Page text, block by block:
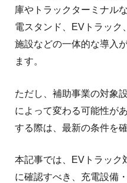
庫やトラックターミナル
電スタンド、EVトラック
施設などの一体的な導入
ます。
ただし、補助事業の対象
によって変わる可能性が
する際は、最新の条件を
本記事では、EVトラック
に確認すべき、充電設備